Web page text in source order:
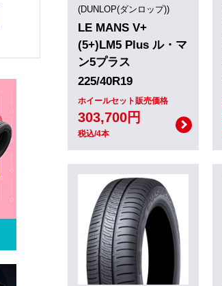
(DUNLOP(ダンロップ))
LE MANS V+
(5+)LM5 Plus ル・マ
ン5プラス
225/40R19
ホイールセット販売価格
303,700円
税込/4本